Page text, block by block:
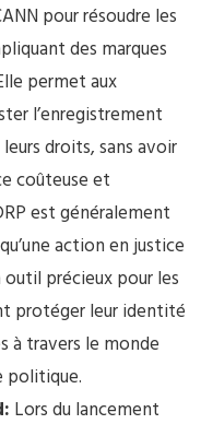
pour résoudre les
des marques
permet aux
l’enregistrement
droits, sans avoir
coûteuse et
est généralement
action en justice
précieux pour les
protéger leur identité
à travers le monde
politique.
Lors du lancement